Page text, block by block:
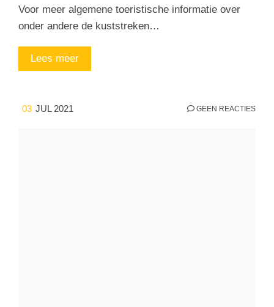
Voor meer algemene toeristische informatie over
onder andere de kuststreken…
Lees meer
03 JUL 2021 GEEN REACTIES